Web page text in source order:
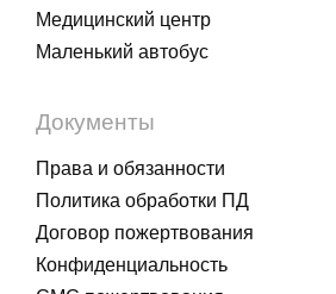
Медицинский центр
Маленький автобус
Документы
Права и обязанности
Политика обработки ПД
Договор пожертвования
Конфиденциальность